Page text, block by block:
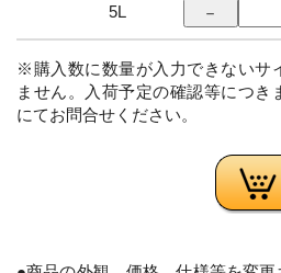
5L
※購入数に数量が入力できないサ
ません。入荷予定の確認等につき
にてお問合せください。